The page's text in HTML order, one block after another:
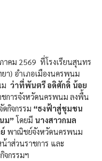
คม 2569  ที่โรงเรียนสุนทร
ยา) อำเภอเมืองนครพนม
ว่าที่พันตรี อดิศักดิ์ น้อย
ชการจังหวัดนครพนม ลงพื้น
กิจกรรม “ธงฟ้าสู่ชุมชน
ม” โดยมี นางสาวกมล
พาณิชย์จังหวัดนครพนม
าส่วนราชการ และ
จกรรมฯ